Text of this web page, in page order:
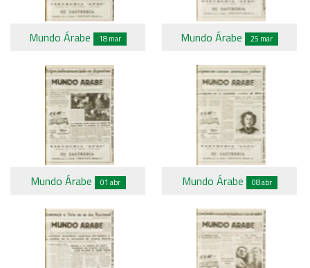
Mundo Árabe 18 mar Mundo Árabe 25 mar
Mundo Árabe 01 abr Mundo Árabe 08 abr